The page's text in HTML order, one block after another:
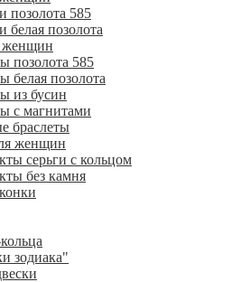
позолота 585
белая позолота
женщин
позолота 585
белая позолота
из бусин
с магнитами
браслеты
женщин
серьги с кольцом
без камня
зодиака"